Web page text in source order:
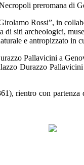
preromana di
Rossi”, in
siti archeologici,
e antropizzato in
Pallavicini a
Durazzo
rientro con